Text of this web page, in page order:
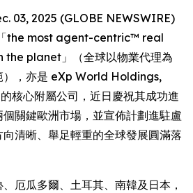
03, 2025 (GLOBE NEWSWIRE)
the most agent-centric™ real
planet」（全球以物業代理為
），亦是 eXp World Holdings,
核心附屬公司，近日慶祝其成功進
關鍵歐洲市場，並宣佈計劃進駐盧
清晰、舉足輕重的全球發展圓滿落
厄瓜多爾、土耳其、南韓及日本，